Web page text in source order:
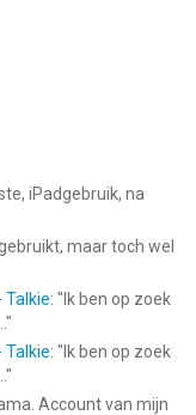
iPadgebruik, na
maar toch wel
Talkie: " Ik ben op zoek
"
Talkie: " Ik ben op zoek
"
Account van mijn